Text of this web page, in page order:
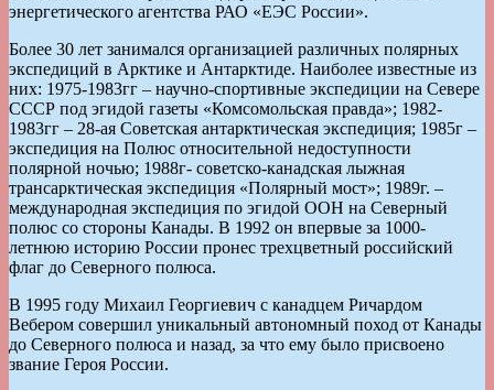
энергетического агентства РАО «ЕЭС России».
Более 30 лет занимался организацией различных полярных
экспедиций в Арктике и Антарктиде. Наиболее известные из
них: 1975-1983гг – научно-спортивные экспедиции на Севере
СССР под эгидой газеты «Комсомольская правда»; 1982-
1983гг – 28-ая Советская антарктическая экспедиция; 1985г –
экспедиция на Полюс относительной недоступности
полярной ночью; 1988г- советско-канадская лыжная
трансарктическая экспедиция «Полярный мост»; 1989г. –
международная экспедиция по эгидой ООН на Северный
полюс со стороны Канады. В 1992 он впервые за 1000-
летнюю историю России пронес трехцветный российский
флаг до Северного полюса.
В 1995 году Михаил Георгиевич с канадцем Ричардом
Вебером совершил уникальный автономный поход от Канады
до Северного полюса и назад, за что ему было присвоено
звание Героя России.